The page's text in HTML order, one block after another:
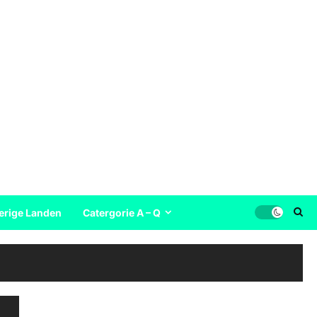
Landen Catergorie A – Q